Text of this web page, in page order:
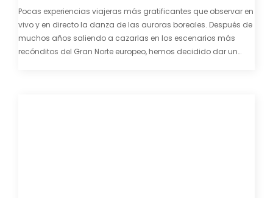
Pocas experiencias viajeras más gratificantes que observar en
vivo y en directo la danza de las auroras boreales. Después de
muchos años saliendo a cazarlas en los escenarios más
recónditos del Gran Norte europeo, hemos decidido dar un